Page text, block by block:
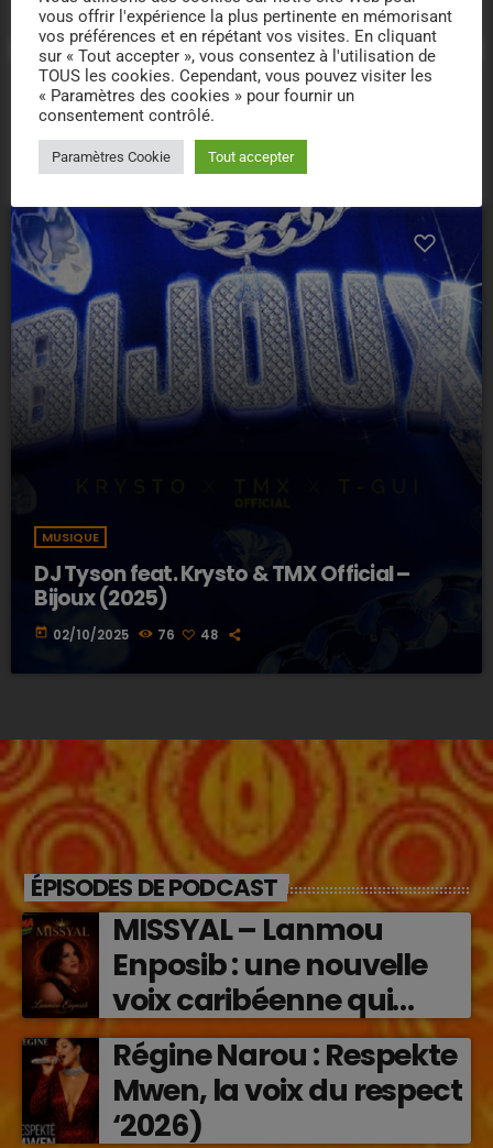
MUSIQUE
DJ Tyson feat. Krysto & TMX Official –
Bijoux (2025)
today 02/10/2025 76 48
ÉPISODES DE PODCAST
MISSYAL – Lanmou
Enposib : une nouvelle
voix caribéenne qui
transforme les émotions
en musique (2026)
Régine Narou : Respekte
Mwen, la voix du respect
‘2026)
vous offrir l'expérience la plus pertinente en mémorisant
vos préférences et en répétant vos visites. En cliquant
sur « Tout accepter », vous consentez à l'utilisation de
TOUS les cookies. Cependant, vous pouvez visiter les
« Paramètres des cookies » pour fournir un
consentement contrôlé.
Paramètres Cookie Tout accepter